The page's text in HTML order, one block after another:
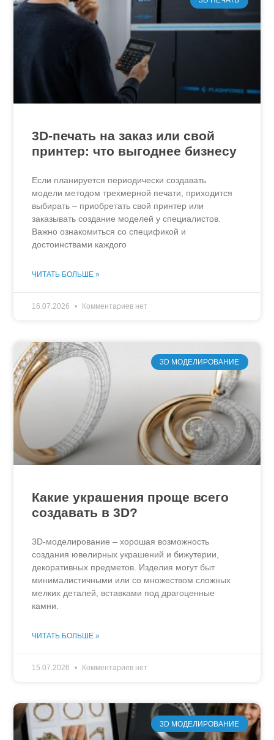
3D-печать на заказ или свой
принтер: что выгоднее бизнесу
Если планируется периодически создавать
модели методом трехмерной печати, приходится
выбирать – приобретать свой принтер или
заказывать создание моделей у специалистов.
Важно ознакомиться со спецификой и
достоинствами каждого
ЧИТАТЬ БОЛЬШЕ »
16.07.2026 Комментариев нет
3D МОДЕЛИРОВАНИЕ
Какие украшения проще всего
создавать в 3D?
3D-моделирование – хорошая возможность
создания ювелирных украшений и бижутерии,
декоративных предметов. Изделия могут быт
минималистичными или со множеством сложных
мелких деталей, вставками под драгоценные
камни.
ЧИТАТЬ БОЛЬШЕ »
15.07.2026 Комментариев нет
3D МОДЕЛИРОВАНИЕ